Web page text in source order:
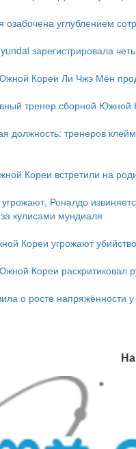
озабочена углублением
зарегистрировала
Кореи Ли Чжэ Мён
тренер сборной Южной
должность: тренеров
Кореи встретили на
Роналдо
кулисами мундиаля
Кореи угрожают
Кореи раскритиковал
о росте